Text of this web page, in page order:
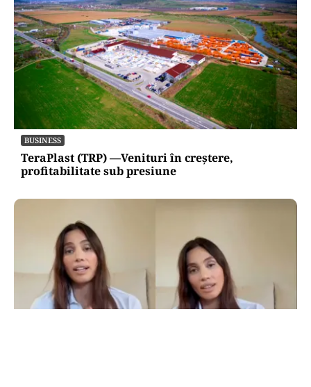
BUSINESS
TeraPlast (TRP) —Venituri în creștere,
profitabilitate sub presiune